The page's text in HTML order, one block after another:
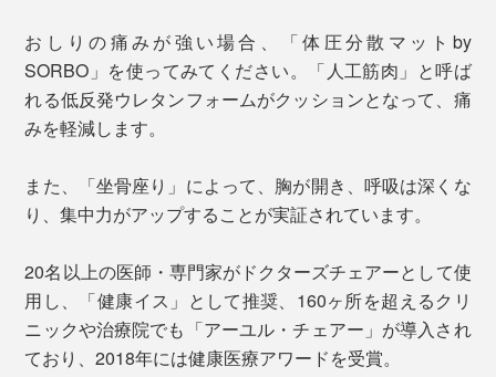
おしりの痛みが強い場合、「体圧分散マットby
SORBO」を使ってみてください。「人工筋肉」と呼ば
れる低反発ウレタンフォームがクッションとなって、痛
みを軽減します。
また、「坐骨座り」によって、胸が開き、呼吸は深くな
り、集中力がアップすることが実証されています。
20名以上の医師・専門家がドクターズチェアーとして使
用し、「健康イス」として推奨、160ヶ所を超えるクリ
ニックや治療院でも「アーユル・チェアー」が導入され
ており、2018年には健康医療アワードを受賞。